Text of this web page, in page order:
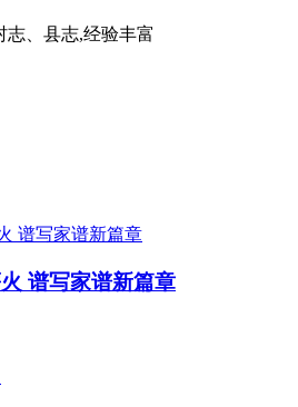
志、县志,经验丰富
谱写家谱新篇章